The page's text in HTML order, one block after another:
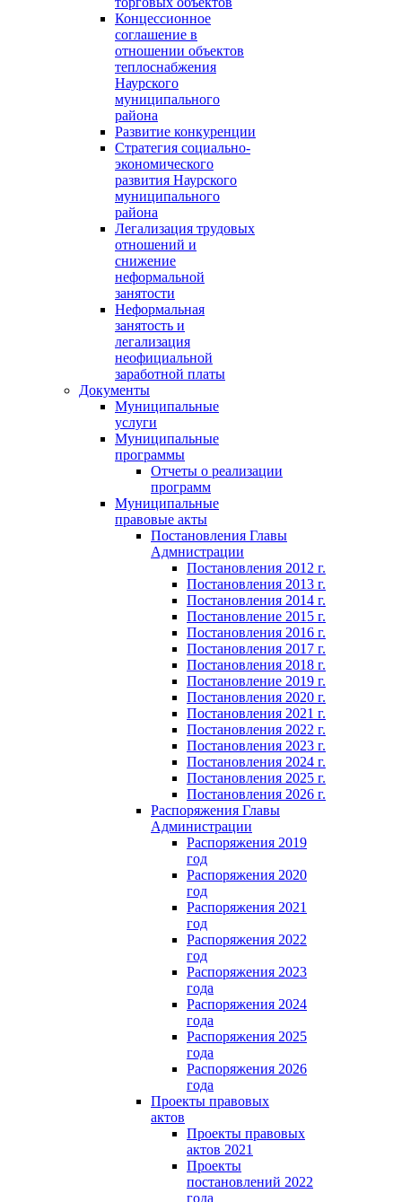
Концессионное
соглашение в
отношении объектов
теплоснабжения
Наурского
муниципального
района
Развитие конкуренции
Стратегия социально-
экономического
развития Наурского
муниципального
района
Легализация трудовых
отношений и
снижение
неформальной
занятости
Неформальная
занятость и
легализация
неофициальной
заработной платы
Документы
Муниципальные
услуги
Муниципальные
программы
Отчеты о реализации
программ
Муниципальные
правовые акты
Постановления Главы
Адмнистрации
Постановления 2012 г.
Постановления 2013 г.
Постановления 2014 г.
Постановление 2015 г.
Постановления 2016 г.
Постановления 2017 г.
Постановления 2018 г.
Постановление 2019 г.
Постановления 2020 г.
Постановления 2021 г.
Постановления 2022 г.
Постановления 2023 г.
Постановления 2024 г.
Постановления 2025 г.
Постановления 2026 г.
Распоряжения Главы
Администрации
Распоряжения 2019
год
Распоряжения 2020
год
Распоряжения 2021
год
Распоряжения 2022
год
Распоряжения 2023
года
Распоряжения 2024
года
Распоряжения 2025
года
Распоряжения 2026
года
Проекты правовых
актов
Проекты правовых
актов 2021
Проекты
постановлений 2022
года